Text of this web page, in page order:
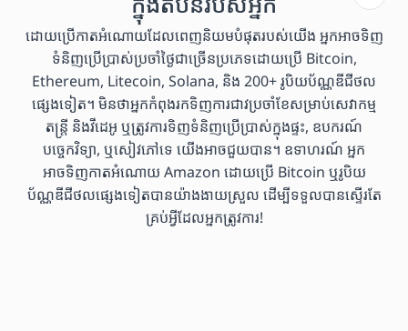
ដោយប្រើកាតអំណោយដែលពេញនិយមបំផុតរបស់យើង អ្នកអាចទិញ
ទំនិញប្រើប្រាស់ប្រចាំថ្ងៃជាច្រើនប្រភេទដោយប្រើ Bitcoin,
Ethereum, Litecoin, Solana, និង 200+ រូបិយប័ណ្ណឌីជីថល
ផ្សេងទៀត។ មិនថាអ្នកកំពុងរកទិញការជាវប្រចាំខែសម្រាប់សេវាកម្ម
តន្ត្រី និងវីដេអូ ឬត្រូវការទិញទំនិញប្រើប្រាស់ក្នុងផ្ទះ, ឧបករណ៍
បច្ចេកវិទ្យា, ឬសៀវភៅទេ យើងអាចជួយបាន។ ឧទាហរណ៍ អ្នក
អាចទិញកាតអំណោយ Amazon ដោយប្រើ Bitcoin ឬរូបិយ
ប័ណ្ណឌីជីថលផ្សេងទៀតបានយ៉ាងងាយស្រួល ដើម្បីទទួលបានស្ទើរតែ
គ្រប់អ្វីដែលអ្នកត្រូវការ!